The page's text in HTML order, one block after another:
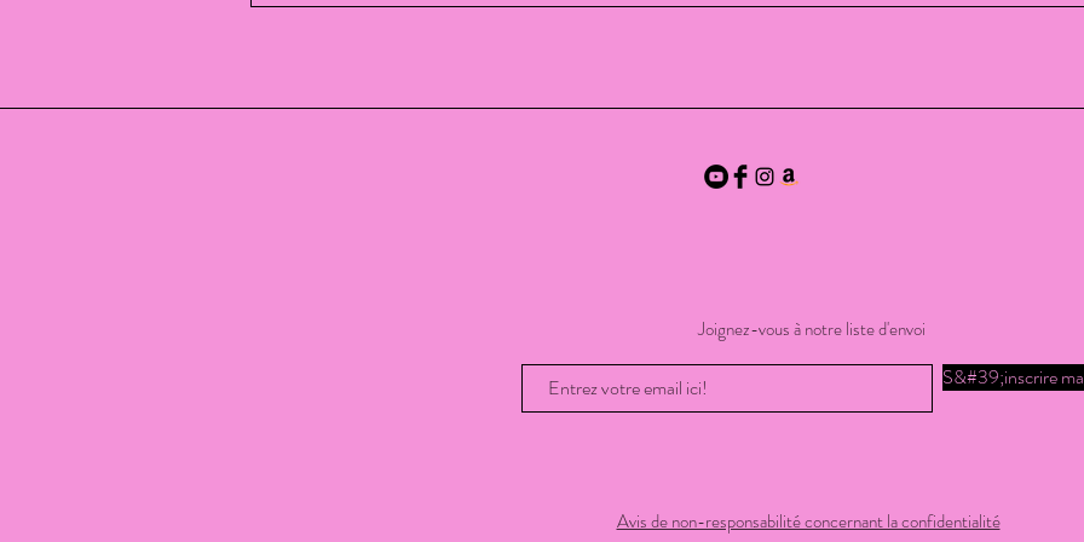
Joignez-vous à notre liste d'envoi
S&#39;inscrire
Avis de non-responsabilité concernant la confidentialité